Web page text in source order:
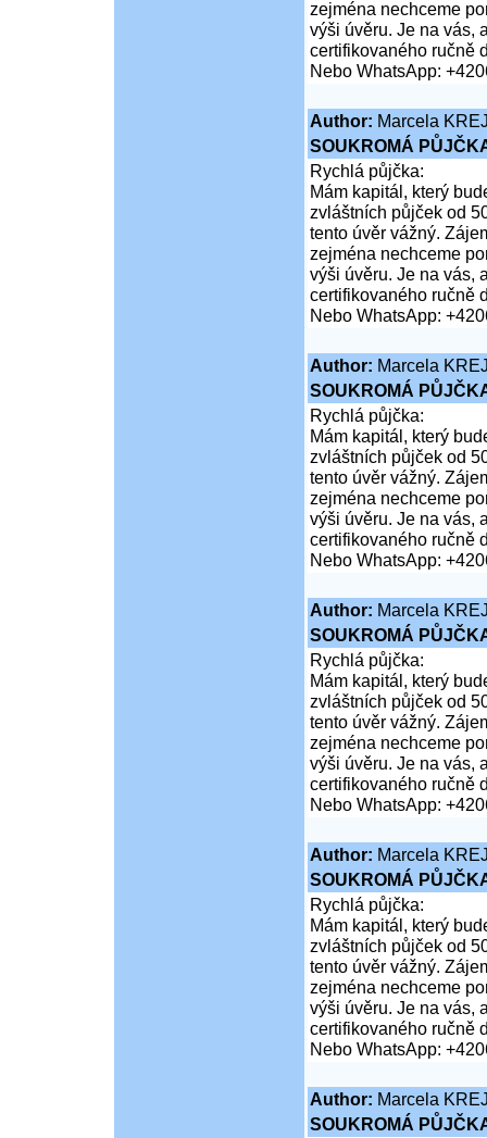
zejména nechceme
výši úvěru. Je na vás,
certifikovaného ručně
Nebo WhatsApp:
Author: Marcela
SOUKROMÁ
Rychlá půjčka:
Mám kapitál, který
zvláštních půjček od
tento úvěr vážný.
zejména nechceme
výši úvěru. Je na vás,
certifikovaného ručně
Nebo WhatsApp:
Author: Marcela
SOUKROMÁ
Rychlá půjčka:
Mám kapitál, který
zvláštních půjček od
tento úvěr vážný.
zejména nechceme
výši úvěru. Je na vás,
certifikovaného ručně
Nebo WhatsApp:
Author: Marcela
SOUKROMÁ
Rychlá půjčka:
Mám kapitál, který
zvláštních půjček od
tento úvěr vážný.
zejména nechceme
výši úvěru. Je na vás,
certifikovaného ručně
Nebo WhatsApp:
Author: Marcela
SOUKROMÁ
Rychlá půjčka:
Mám kapitál, který
zvláštních půjček od
tento úvěr vážný.
zejména nechceme
výši úvěru. Je na vás,
certifikovaného ručně
Nebo WhatsApp:
Author: Marcela
SOUKROMÁ